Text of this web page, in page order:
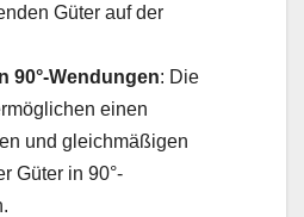
Güter auf der
90°-Wendungen: Die
einen
und gleichmäßigen
Güter in 90°-